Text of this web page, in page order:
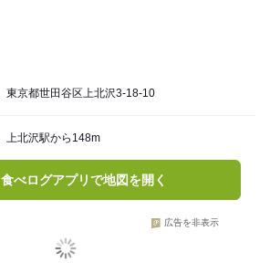
東京都世田谷区上北沢3-18-10
上北沢駅から148m
食べログアプリで地図を開く
広告を非表示